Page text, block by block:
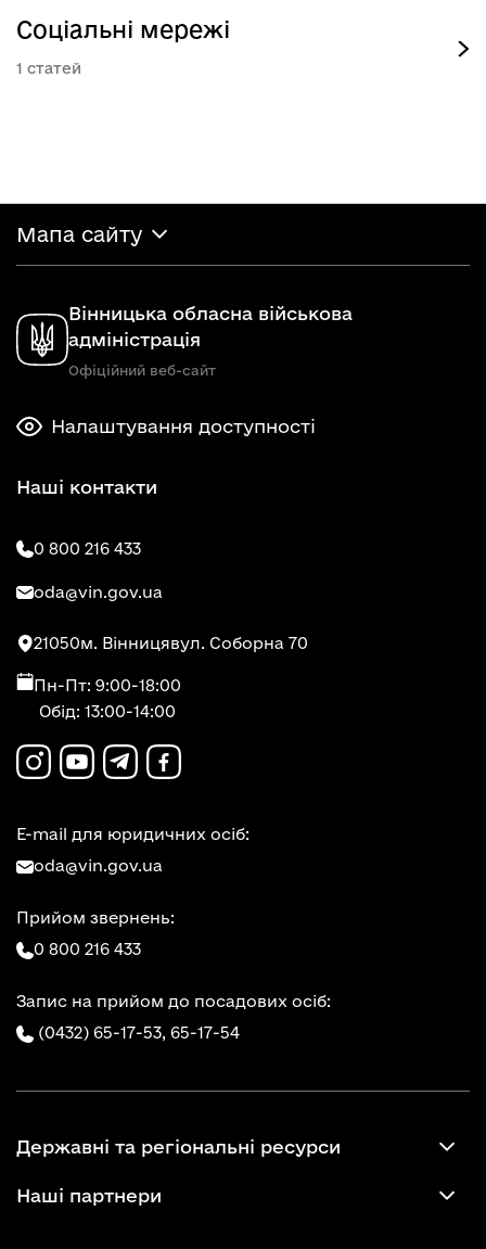
Соціальні мережі
1
Мапа сайту
Вінницька обласна військова
адміністрація
Офіційний веб-сайт
Налаштування доступності
Наші контакти
0 800 216 433
oda@vin.gov.ua
21050м. Вінницявул. Соборна 70
Пн-Пт: 9:00-18:00
Обід: 13:00-14:00
E-mail для юридичних осіб:
oda@vin.gov.ua
Прийом звернень:
0 800 216 433
Запис на прийом до посадових осіб:
(0432) 65-17-53, 65-17-54
Державні та регіональні ресурси
Наші партнери